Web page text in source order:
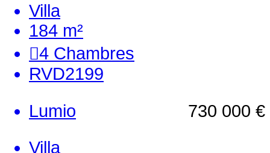
Villa
184 m²
4 Chambres
RVD2199
730 000 €
Lumio
Villa